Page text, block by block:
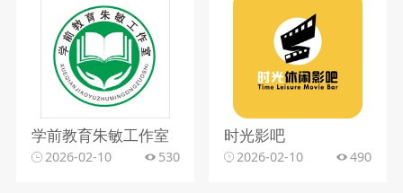
学前教育朱敏工作室
2026-02-10 530
时光影吧
2026-02-10 490